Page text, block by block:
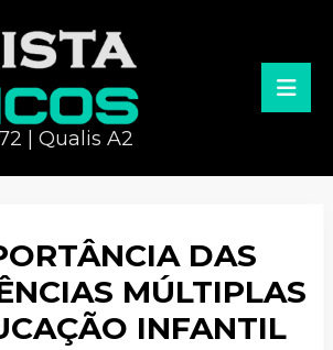
| Qualis A2
DAS
MÚLTIPLAS
INFANTIL